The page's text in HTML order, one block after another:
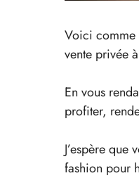
Voici comme
vente privée
En vous
profiter,
J’espère
fashion pour